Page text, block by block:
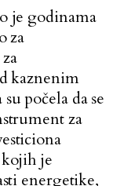
je godinama
za
kaznenim
počela da se
za
je
energetike,